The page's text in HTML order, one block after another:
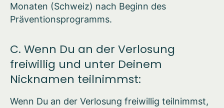
Monaten (Schweiz) nach Beginn des
Präventionsprogramms.
C. Wenn Du an der Verlosung
freiwillig und unter Deinem
Nicknamen teilnimmst:
Wenn Du an der Verlosung freiwillig teilnimmst,